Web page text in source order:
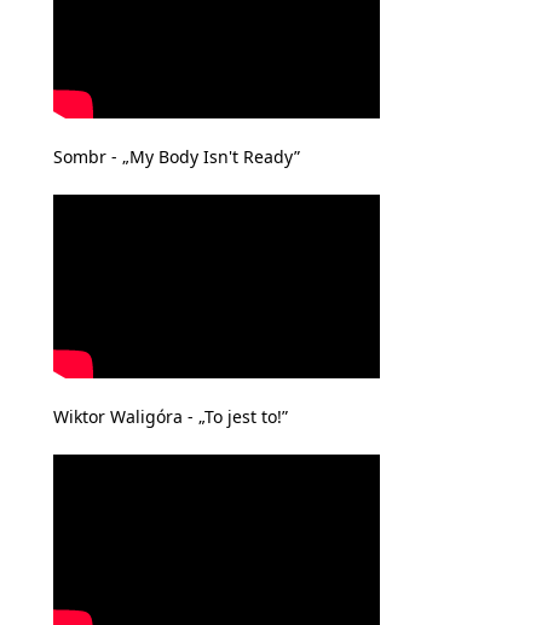
Sombr - „My Body Isn't Ready”
Wiktor Waligóra - „To jest to!”